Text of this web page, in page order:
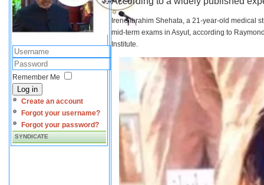
Remember Me
Log in
Create an account
Forgot your username?
Forgot your password?
SYNDICATE
Irene Ibrahim Shehata, a 21-year-old medical
mid-term exams in Asyut, according to
Institute.